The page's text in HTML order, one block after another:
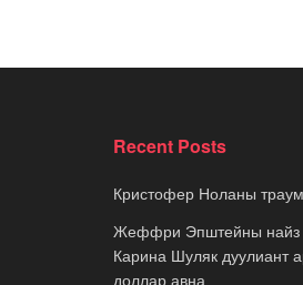
Recent Posts
Кристофер Ноланы
Жеффри Эпштейны найз
Карина Шуляк дуулиант
доллар авна